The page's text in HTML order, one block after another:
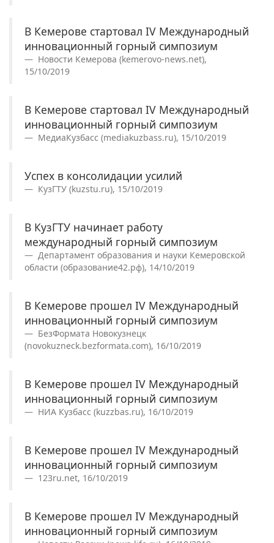
В Кемерове стартовал IV Международный
инновационный горный симпозиум
Новости Кемерова (kemerovo-news.net),
15/10/2019
В Кемерове стартовал IV Международный
инновационный горный симпозиум
МедиаКузбасс (mediakuzbass.ru), 15/10/2019
Успех в консолидации усилий
КузГТУ (kuzstu.ru), 15/10/2019
В КузГТУ начинает работу
международный горный симпозиум
Департамент образования и науки Кемеровской
области (образование42.рф), 14/10/2019
В Кемерове прошел IV Международный
инновационный горный симпозиум
БезФормата Новокузнецк
(novokuzneck.bezformata.com), 16/10/2019
В Кемерове прошел IV Международный
инновационный горный симпозиум
НИА Кузбасс (kuzzbas.ru), 16/10/2019
В Кемерове прошел IV Международный
инновационный горный симпозиум
123ru.net, 16/10/2019
В Кемерове прошел IV Международный
инновационный горный симпозиум